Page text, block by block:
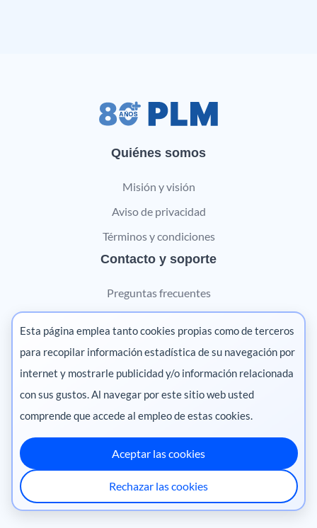
Quiénes somos
Misión y visión
Aviso de privacidad
Términos y condiciones
Contacto y soporte
Preguntas frecuentes
Contáctanos
Marketing digital
Pharma
México
·
Ecuador·Perú·
Centroamérica
Chile
Esta página emplea tanto cookies propias como de terceros
para recopilar información estadística de su navegación por
internet y mostrarle publicidad y/o información relacionada
con sus gustos. Al navegar por este sitio web usted
comprende que accede al empleo de estas cookies.
Aceptar las cookies
Rechazar las cookies